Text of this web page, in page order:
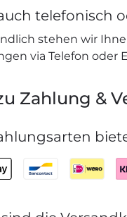
telefonisch
stehen wir
via Telefon oder
Zahlung &